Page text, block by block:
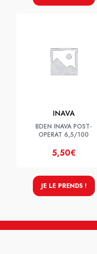
INAVA
BDEN INAVA POST-
OPERAT 6,5/100
5,50€
JE LE PRENDS !